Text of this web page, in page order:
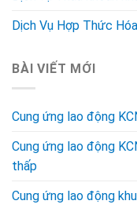
Dịch Vụ Hợp Thức
BÀI VIẾT MỚI
Cung ứng lao động
Cung ứng lao động
thấp
Cung ứng lao động